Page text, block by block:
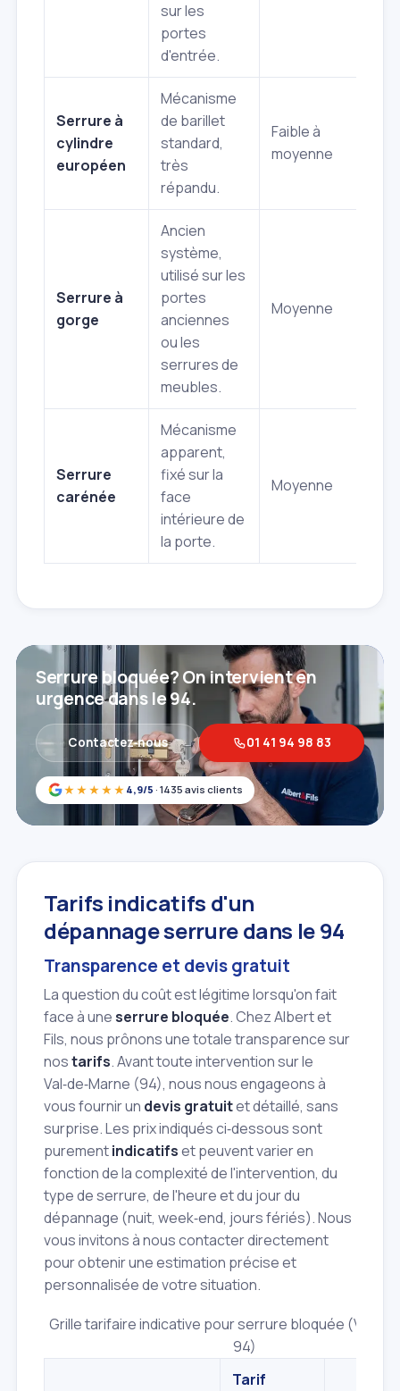
sur les
portes
d'entrée.
Serrure à
cylindre
européen
Mécanisme
de barillet
standard,
très
répandu.
Faible à
moyenne
Serrure à
gorge
Ancien
système,
utilisé sur les
portes
anciennes
ou les
serrures de
meubles.
Moyenne
Serrure
carénée
Mécanisme
apparent,
fixé sur la
face
intérieure de
la porte.
Moyenne
★★★★★ 4,9/5 · 1435 avis clients
Serrure bloquée? On intervient en
urgence dans le 94.
Contactez‑nous 01 41 94 98 83
Tarifs indicatifs d'un
dépannage serrure dans le 94
Transparence et devis gratuit
La question du coût est légitime lorsqu'on fait
face à uneserrure bloquée. Chez Albert et
Fils, nous prônons une totale transparence sur
nostarifs. Avant toute intervention sur le
Val‑de‑Marne (94), nous nous engageons à
vous fournir un devis gratuitet détaillé, sans
surprise. Les prix indiqués ci‑dessous sont
purementindicatifset peuvent varier en
fonction de la complexité de l'intervention, du
type de serrure, de l'heure et du jour du
dépannage (nuit, week‑end, jours fériés). Nous
vous invitons à nous contacter directement
pour obtenir une estimation précise et
personnalisée de votre situation.
Grille tarifaire indicative pour serrure bloquée
94)
Tarif